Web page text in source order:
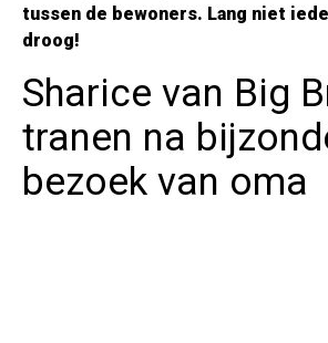
tussen de bewoners. Lang niet
droog!
Sharice van Big
tranen na
bezoek van oma